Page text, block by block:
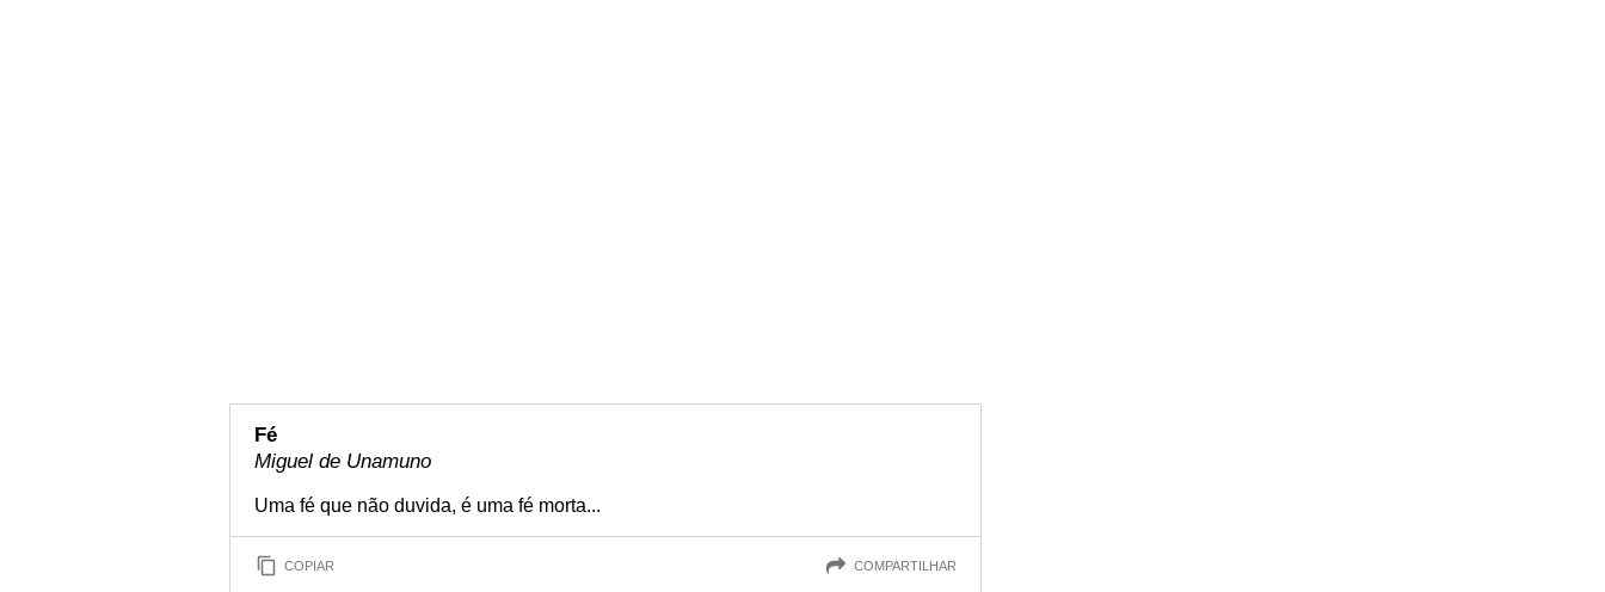
Fé
Miguel de Unamuno
Uma fé que não duvida, é uma fé morta...
COPIAR COMPARTILHAR